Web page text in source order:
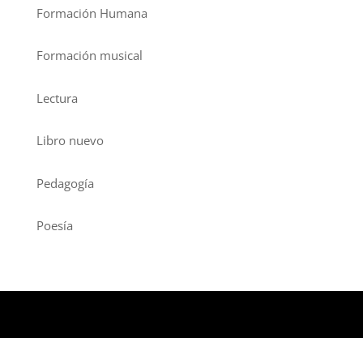
Formación Humana
Formación musical
Lectura
Libro nuevo
Pedagogía
Poesía